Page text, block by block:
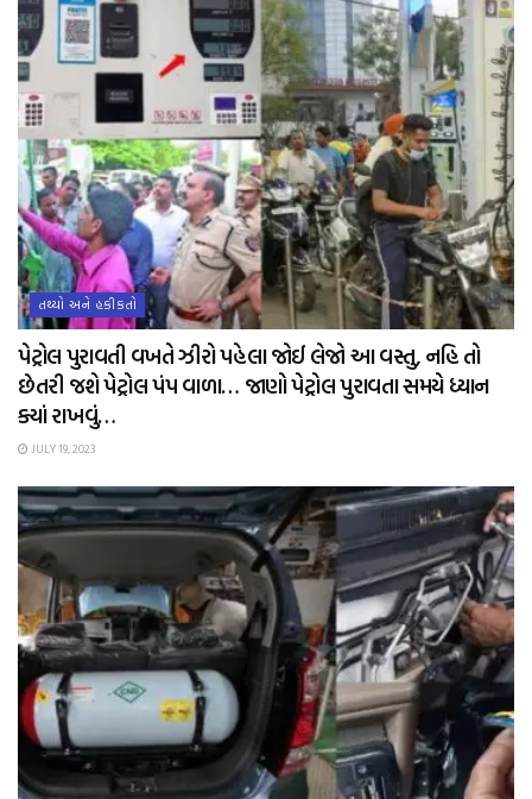
તથ્યો અને હકીકતો
પેટ્રોલ પુરાવતી વખતે ઝીરો પહેલા જોઈ લેજો આ વસ્તુ, નહિ તો
છેતરી જશે પેટ્રોલ પંપ વાળા… જાણો પેટ્રોલ પુરાવતા સમયે ધ્યાન
ક્યાં રાખવું…
JULY 19, 2023